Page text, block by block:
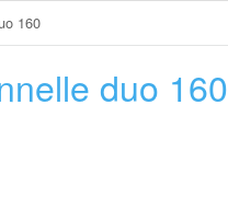
160
duo 160